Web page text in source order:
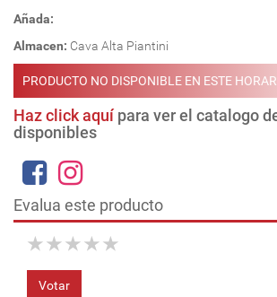
Añada:
Almacen: Cava Alta Piantini
PRODUCTO NO DISPONIBLE EN ESTE
Haz click aquípara ver el catalogo
disponibles
Evalua este producto
★
★
★
★
★
Votar